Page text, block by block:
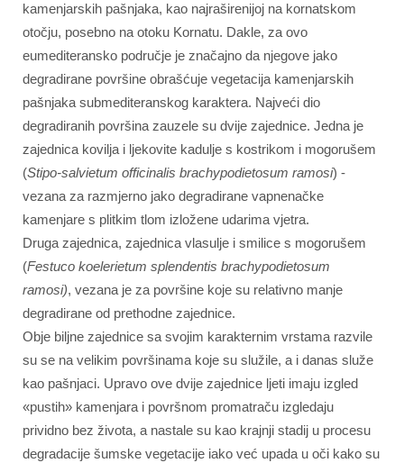
kamenjarskih pašnjaka, kao najraširenijoj na kornatskom
otočju, posebno na otoku Kornatu. Dakle, za ovo
eumediteransko područje je značajno da njegove jako
degradirane površine obrašćuje vegetacija kamenjarskih
pašnjaka submediteranskog karaktera. Najveći dio
degradiranih površina zauzele su dvije zajednice. Jedna je
zajednica kovilja i ljekovite kadulje s kostrikom i mogorušem
(Stipo-salvietum officinalis brachypodietosum ramosi) -
vezana za razmjerno jako degradirane vapnenačke
kamenjare s plitkim tlom izložene udarima vjetra.
Druga zajednica, zajednica vlasulje i smilice s mogorušem
(Festuco koelerietum splendentis brachypodietosum
ramosi), vezana je za površine koje su relativno manje
degradirane od prethodne zajednice.
Obje biljne zajednice sa svojim karakternim vrstama razvile
su se na velikim površinama koje su služile, a i danas služe
kao pašnjaci. Upravo ove dvije zajednice ljeti imaju izgled
«pustih» kamenjara i površnom promatraču izgledaju
prividno bez života, a nastale su kao krajnji stadij u procesu
degradacije šumske vegetacije iako već upada u oči kako su